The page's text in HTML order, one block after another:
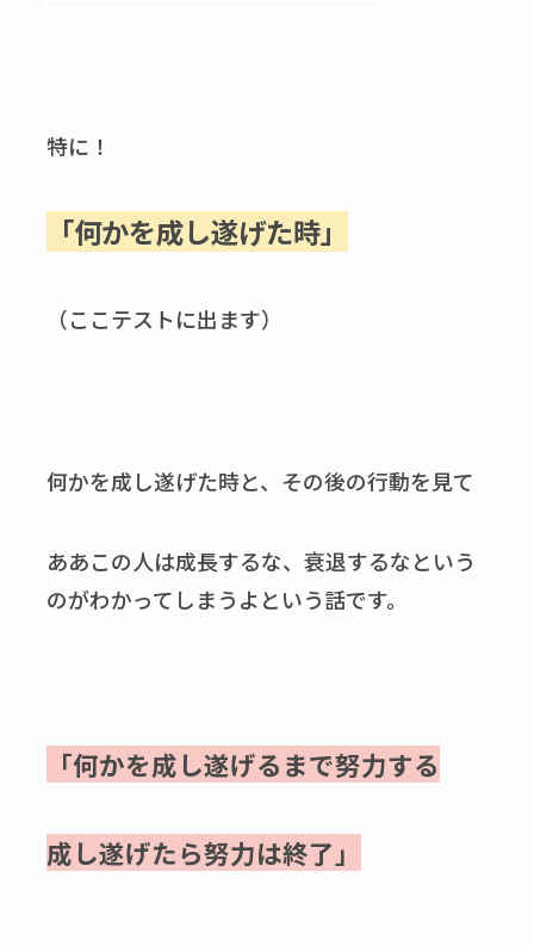
特に！
「何かを成し遂げた時」
（ここテストに出ます）
何かを成し遂げた時と、その後の行動を見て
ああこの人は成長するな、衰退するなという
のがわかってしまうよという話です。
「何かを成し遂げるまで努力する
成し遂げたら努力は終了」